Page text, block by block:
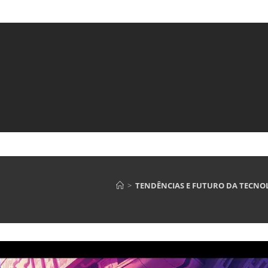
> TENDÊNCIAS E FUTURO DA